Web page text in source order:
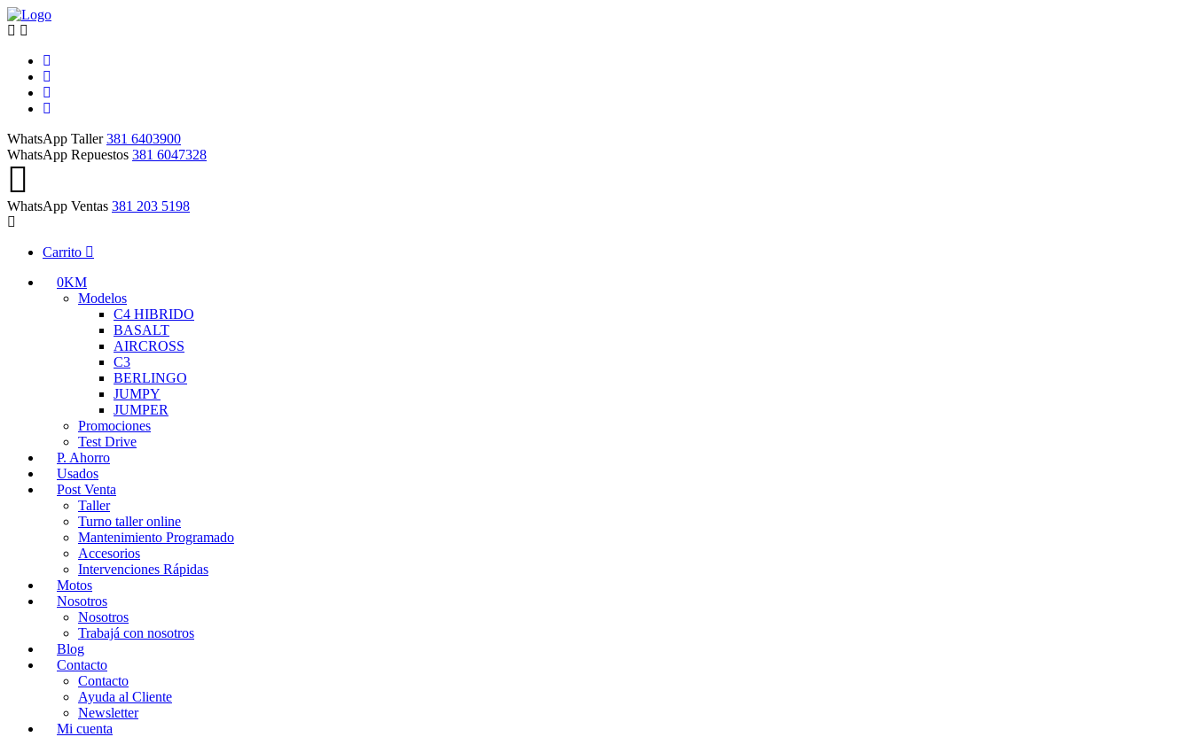
WhatsApp Taller381 6403900
WhatsApp Repuestos 381 6047328
WhatsApp Ventas 381 203 5198
Carrito
0KM
Modelos
C4 HIBRIDO
BASALT
AIRCROSS
C3
BERLINGO
JUMPY
JUMPER
Promociones
Test Drive
P. Ahorro
Usados
Post Venta
Taller
Turno taller online
Mantenimiento Programado
Accesorios
Intervenciones Rápidas
Motos
Nosotros
Nosotros
Trabajá con nosotros
Blog
Contacto
Contacto
Ayuda al Cliente
Newsletter
Mi cuenta